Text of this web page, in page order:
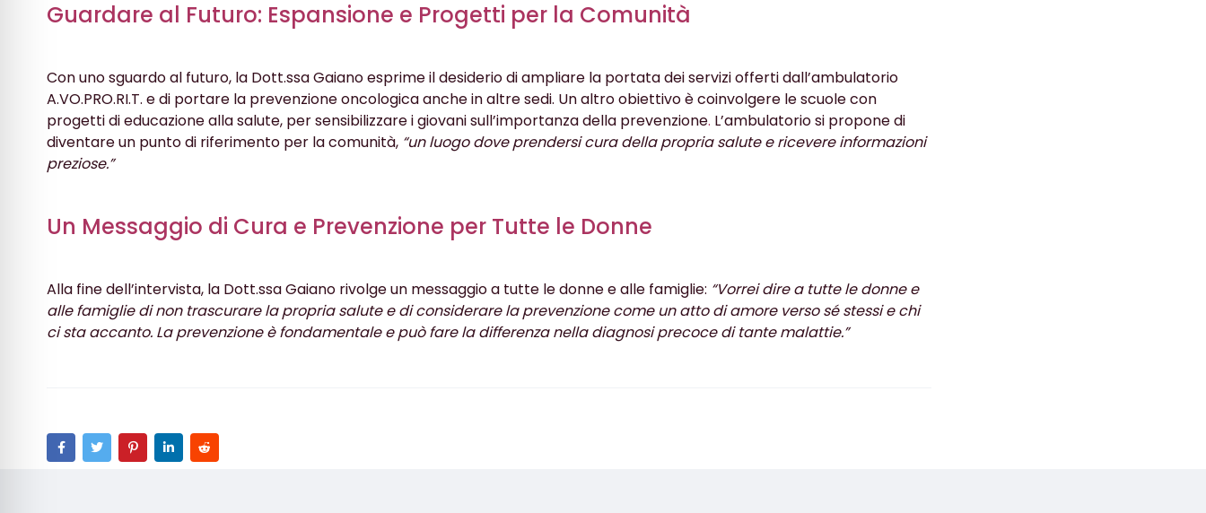
Guardare al Futuro: Espansione e Progetti per la Comunità
Con uno sguardo al futuro, la Dott.ssa Gaiano esprime il desiderio di ampliare la portata dei servizi offerti dall’ambulatorio
A.VO.PRO.RI.T. e di portare la prevenzione oncologica anche in altre sedi. Un altro obiettivo è coinvolgere le scuole con
progetti di educazione alla salute, per sensibilizzare i giovani sull’importanza della prevenzione. L’ambulatorio si propone di
diventare un punto di riferimento per la comunità, “un luogo dove prendersi cura della propria salute e ricevere informazioni
preziose.”
Un Messaggio di Cura e Prevenzione per Tutte le Donne
Alla fine dell’intervista, la Dott.ssa Gaiano rivolge un messaggio a tutte le donne e alle famiglie: “Vorrei dire a tutte le donne e
alle famiglie di non trascurare la propria salute e di considerare la prevenzione come un atto di amore verso sé stessi e chi
ci sta accanto. La prevenzione è fondamentale e può fare la differenza nella diagnosi precoce di tante malattie.”